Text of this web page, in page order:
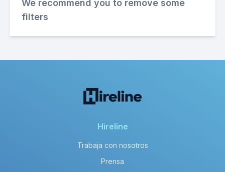
We recommend you to remove some
filters
Hireline
Trabaja con nosotros
Prensa